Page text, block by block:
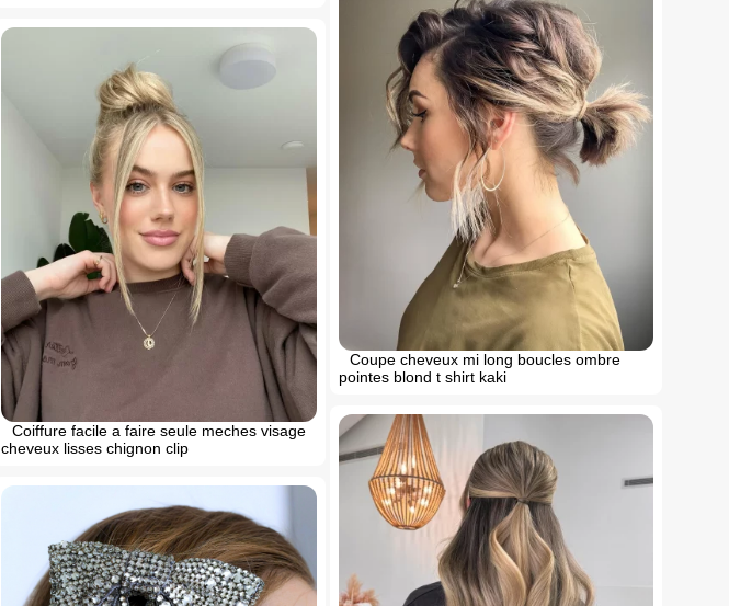
Coupe cheveux mi long boucles ombre
pointes blond t shirt kaki
Coiffure facile a faire seule meches visage
cheveux lisses chignon clip